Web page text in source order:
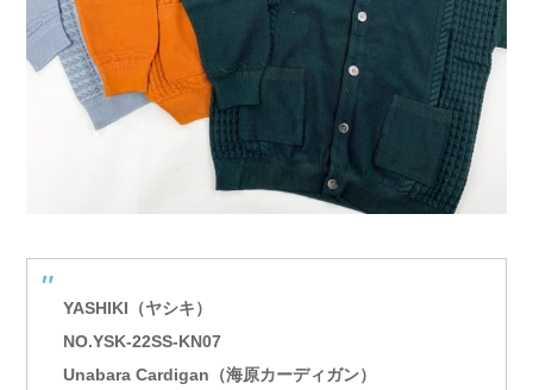
YASHIKI（ヤシキ）
NO.YSK-22SS-KN07
Unabara Cardigan（海原カーディガン）